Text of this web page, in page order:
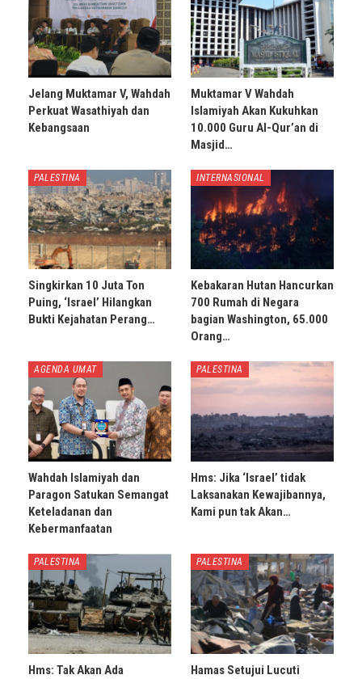
Jelang Muktamar V, Wahdah
Perkuat Wasathiyah dan
Kebangsaan
Muktamar V Wahdah
Islamiyah Akan Kukuhkan
10.000 Guru Al-Qur’an di
Masjid…
PALESTINA
Singkirkan 10 Juta Ton
Puing, ‘Israel’ Hilangkan
Bukti Kejahatan Perang…
INTERNASIONAL
Kebakaran Hutan Hancurkan
700 Rumah di Negara
bagian Washington, 65.000
Orang…
AGENDA UMAT
Wahdah Islamiyah dan
Paragon Satukan Semangat
Keteladanan dan
Kebermanfaatan
PALESTINA
Hms: Jika ‘Israel’ tidak
Laksanakan Kewajibannya,
Kami pun tak Akan…
PALESTINA
Hms: Tak Akan Ada
PALESTINA
Hamas Setujui Lucuti